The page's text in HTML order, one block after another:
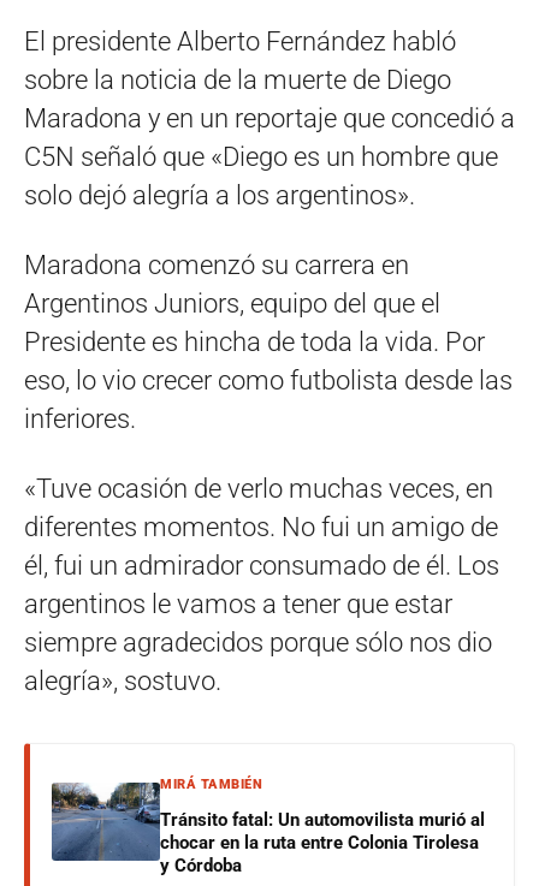
El presidente Alberto Fernández habló
sobre la noticia de la muerte de Diego
Maradona y en un reportaje que concedió a
C5N señaló que «Diego es un hombre que
solo dejó alegría a los argentinos».
Maradona comenzó su carrera en
Argentinos Juniors, equipo del que el
Presidente es hincha de toda la vida. Por
eso, lo vio crecer como futbolista desde las
inferiores.
«Tuve ocasión de verlo muchas veces, en
diferentes momentos. No fui un amigo de
él, fui un admirador consumado de él. Los
argentinos le vamos a tener que estar
siempre agradecidos porque sólo nos dio
alegría», sostuvo.
MIRÁ TAMBIÉN
Tránsito fatal: Un automovilista murió al
chocar en la ruta entre Colonia Tirolesa
y Córdoba